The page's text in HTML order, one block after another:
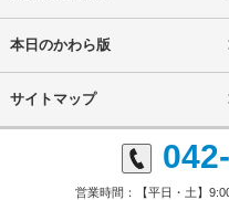
本日のかわら版
サイトマップ
営業時間：【平日・土】